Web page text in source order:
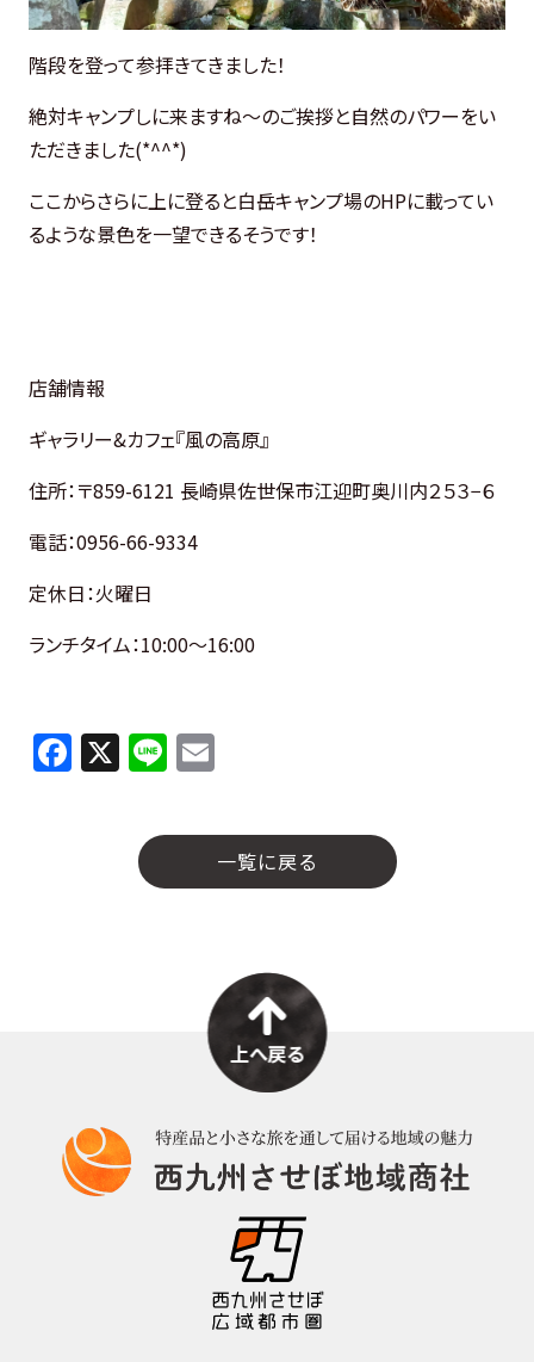
階段を登って参拝きてきました！
絶対キャンプしに来ますね～のご挨拶と自然のパワーをい
ただきました(*^^*)
ここからさらに上に登ると白岳キャンプ場のHPに載ってい
るような景色を一望できるそうです！
店舗情報
ギャラリー&カフェ『風の高原』
住所：〒859-6121 長崎県佐世保市江迎町奥川内２５３−６
電話：0956-66-9334
定休日：火曜日
ランチタイム：10:00～16:00
F
a
X Li
n
e ai
l
一覧に戻る